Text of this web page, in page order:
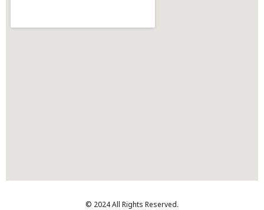
© 2024 All Rights Reserved.